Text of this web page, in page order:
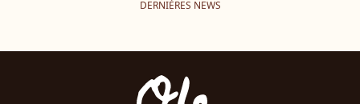
DERNIÈRES NEWS